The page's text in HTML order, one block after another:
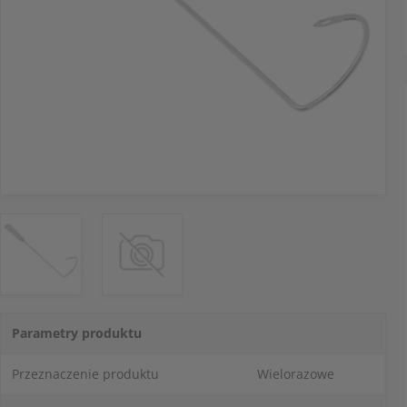
Parametry produktu
Przeznaczenie produktu Wielorazowe